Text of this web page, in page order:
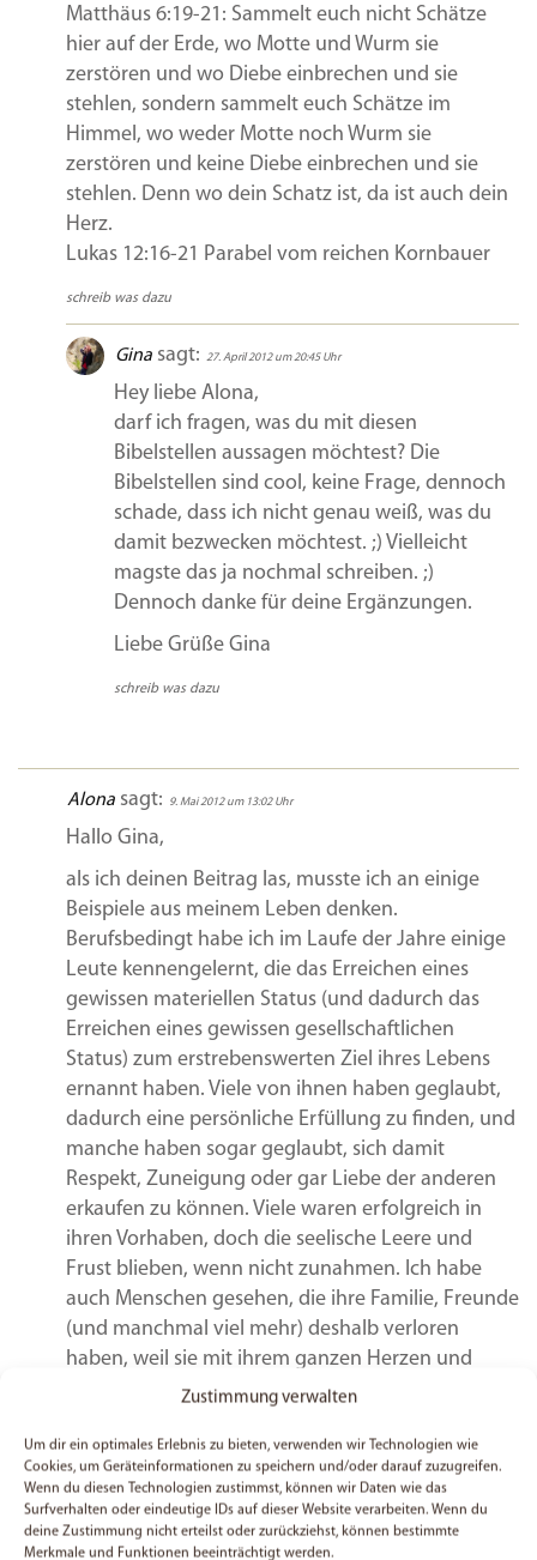
Zustimmung verwalten
Um dir ein optimales Erlebnis zu bieten, verwenden wir Technologien wie
Cookies, um Geräteinformationen zu speichern und/oder darauf zuzugreifen.
Wenn du diesen Technologien zustimmst, können wir Daten wie das
Surfverhalten oder eindeutige IDs auf dieser Website verarbeiten. Wenn du
deine Zustimmung nicht erteilst oder zurückziehst, können bestimmte
Merkmale und Funktionen beeinträchtigt werden.
Matthäus 6:19-21: Sammelt euch nicht Schätze
hier auf der Erde, wo Motte und Wurm sie
zerstören und wo Diebe einbrechen und sie
stehlen, sondern sammelt euch Schätze im
Himmel, wo weder Motte noch Wurm sie
zerstören und keine Diebe einbrechen und sie
stehlen. Denn wo dein Schatz ist, da ist auch dein
Herz.
Lukas 12:16-21 Parabel vom reichen Kornbauer
schreib was dazu
Gina sagt: 27. April 2012 um 20:45 Uhr
Hey liebe Alona,
darf ich fragen, was du mit diesen
Bibelstellen aussagen möchtest? Die
Bibelstellen sind cool, keine Frage, dennoch
schade, dass ich nicht genau weiß, was du
damit bezwecken möchtest. ;) Vielleicht
magste das ja nochmal schreiben. ;)
Dennoch danke für deine Ergänzungen.
Liebe Grüße Gina
schreib was dazu
Alona sagt: 9. Mai 2012 um 13:02 Uhr
Hallo Gina,
als ich deinen Beitrag las, musste ich an einige
Beispiele aus meinem Leben denken.
Berufsbedingt habe ich im Laufe der Jahre einige
Leute kennengelernt, die das Erreichen eines
gewissen materiellen Status (und dadurch das
Erreichen eines gewissen gesellschaftlichen
Status) zum erstrebenswerten Ziel ihres Lebens
ernannt haben. Viele von ihnen haben geglaubt,
dadurch eine persönliche Erfüllung zu finden, und
manche haben sogar geglaubt, sich damit
Respekt, Zuneigung oder gar Liebe der anderen
erkaufen zu können. Viele waren erfolgreich in
ihren Vorhaben, doch die seelische Leere und
Frust blieben, wenn nicht zunahmen. Ich habe
auch Menschen gesehen, die ihre Familie, Freunde
(und manchmal viel mehr) deshalb verloren
haben, weil sie mit ihrem ganzen Herzen und
Verstand sich auf den falschen „Gott“
haben oder sogar gedacht haben: „Nur noch ein
paar Jahre, bis ich noch ein bisschen mehr
angehäuft habe, dann habe ich immer noch Zeit,
mich um meine Familie, Freunde oder meine